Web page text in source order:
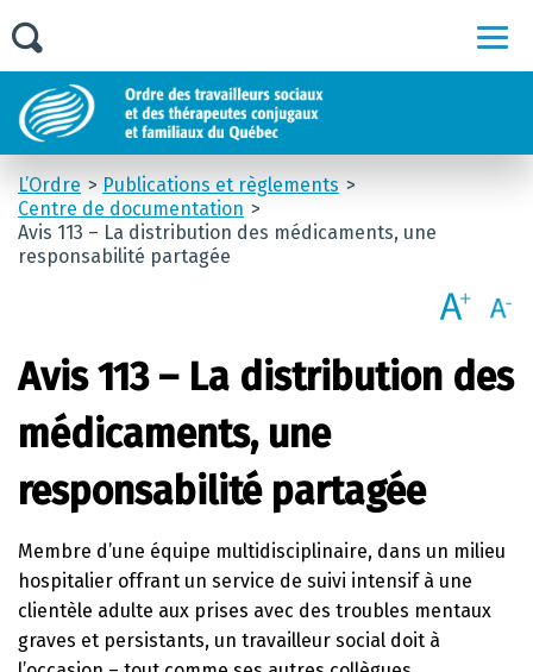
L’Ordre
Publications et règlements
Centre de documentation
Avis 113 – La distribution des médicaments, une
responsabilité partagée
Avis 113 – La distribution des
médicaments, une
responsabilité partagée
Membre d’une équipe multidisciplinaire, dans un milieu
hospitalier offrant un service de suivi intensif à une
clientèle adulte aux prises avec des troubles mentaux
graves et persistants, un travailleur social doit à